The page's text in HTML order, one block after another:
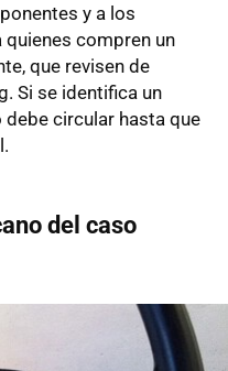
y a los
compren un
que revisen de
Si se identifica un
debe circular hasta que
del caso